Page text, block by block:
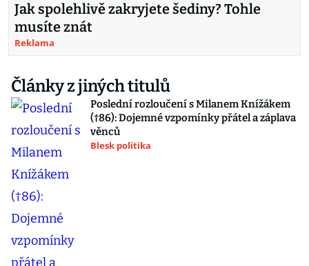
Jak spolehlivě zakryjete šediny? Tohle
musíte znát
Reklama
Články z jiných titulů
Poslední rozloučení s Milanem Knížákem
(†86): Dojemné vzpomínky přátel a záplava
věnců
Blesk politika